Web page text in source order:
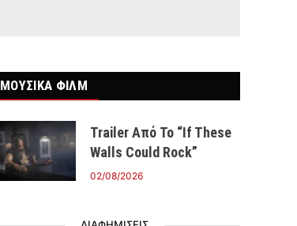
ΜΟΥΣΙΚΑ ΦΙΛΜ
Trailer Από Το “If These
Walls Could Rock”
02/08/2026